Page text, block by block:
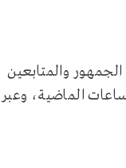
والمتابعين
الماضية، وعبر